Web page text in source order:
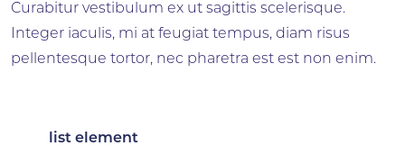
Curabitur vestibulum ex ut sagittis scelerisque.
Integer iaculis, mi at feugiat tempus, diam risus
pellentesque tortor, nec pharetra est est non enim.
list element